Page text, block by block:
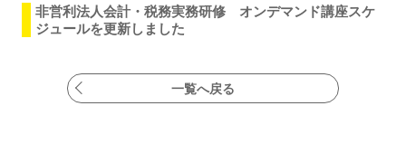
非営利法人会計・税務実務研修 オンデマンド講座スケ
ジュールを更新しました
一覧へ戻る